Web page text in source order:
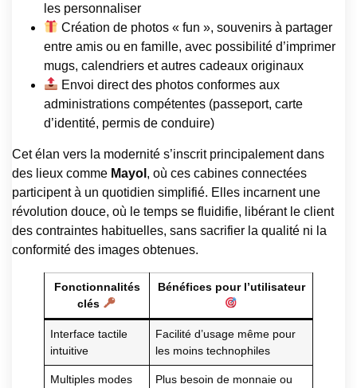
les personnaliser
Création de photos « fun », souvenirs à partager
entre amis ou en famille, avec possibilité d’imprimer
mugs, calendriers et autres cadeaux originaux
Envoi direct des photos conformes aux
administrations compétentes (passeport, carte
d’identité, permis de conduire)
Cet élan vers la modernité s’inscrit principalement dans
des lieux comme Mayol , où ces cabines connectées
participent à un quotidien simplifié. Elles incarnent une
révolution douce, où le temps se fluidifie, libérant le client
des contraintes habituelles, sans sacrifier la qualité ni la
conformité des images obtenues.
Fonctionnalités
clés
Bénéfices pour l’utilisateur
Interface tactile
intuitive
Facilité d’usage même pour
les moins technophiles
Multiples modes
Plus besoin de monnaie ou